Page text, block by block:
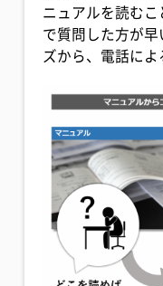
ニュアルを読む
で質問した方が
ズから、電話によ